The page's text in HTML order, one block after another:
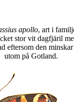
apollo, art i
stor vit dagfjäril
eftersom den
utom på Gotland.